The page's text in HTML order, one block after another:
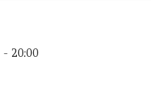
- 20:00